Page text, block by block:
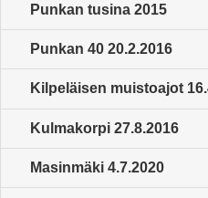
Punkan tusina 2015
Punkan 40 20.2.2016
Kilpeläisen muistoajot
Kulmakorpi 27.8.2016
Masinmäki 4.7.2020